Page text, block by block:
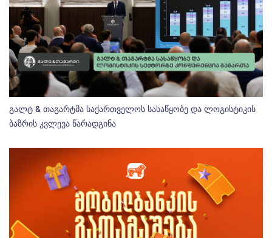
გალტ & თაგარტმა საქართველოს სასაწყობე და ლოგისტიკის
ბაზრის კვლევა წარადგინა